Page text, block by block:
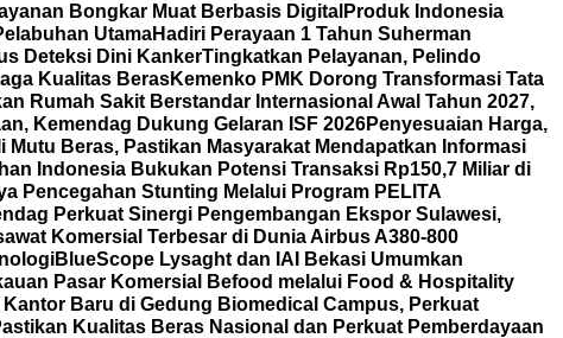
Bongkar Muat Berbasis Digital Produk Indonesia
UtamaHadiri Perayaan 1 Tahun Suherman
Deteksi Dini KankerTingkatkan Pelayanan, Pelindo
Kualitas BerasKemenko PMK Dorong Transformasi Tata
Rumah Sakit Berstandar Internasional Awal Tahun 2027,
Kemendag Dukung Gelaran ISF 2026Penyesuaian Harga,
Mutu Beras, Pastikan Masyarakat Mendapatkan Informasi
Indonesia Bukukan Potensi Transaksi Rp150,7 Miliar di
Pencegahan Stunting Melalui Program PELITA
Perkuat Sinergi Pengembangan Ekspor Sulawesi,
Komersial Terbesar di Dunia Airbus A380-800
BlueScope Lysaght dan IAI Bekasi Umumkan
Pasar Komersial Befood melalui Food & Hospitality
Baru di Gedung Biomedical Campus, Perkuat
Kualitas Beras Nasional dan Perkuat Pemberdayaan